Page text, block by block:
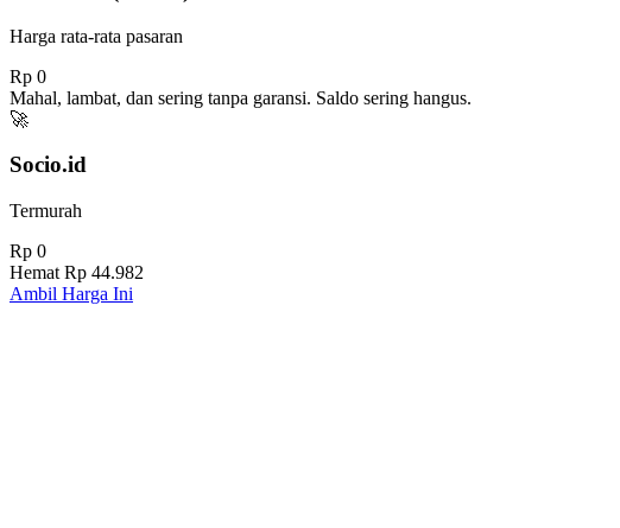
Harga rata-rata pasaran
Rp 0
Mahal, lambat, dan sering tanpa garansi. Saldo sering hangus.
🚀
Socio.id
Termurah
Rp 0
Hemat Rp 44.982
Ambil Harga Ini